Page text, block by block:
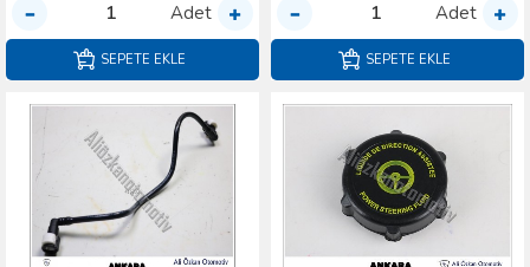
Adet
SEPETE EKLE
Adet
SEPETE EKLE